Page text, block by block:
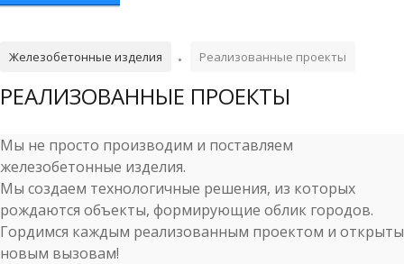
Железобетонные изделия Реализованные проекты
РЕАЛИЗОВАННЫЕ ПРОЕКТЫ
Мы не просто производим и поставляем
железобетонные изделия.
Мы создаем технологичные решения, из которых
рождаются объекты, формирующие облик городов.
Гордимся каждым реализованным проектом и открыты
новым вызовам!